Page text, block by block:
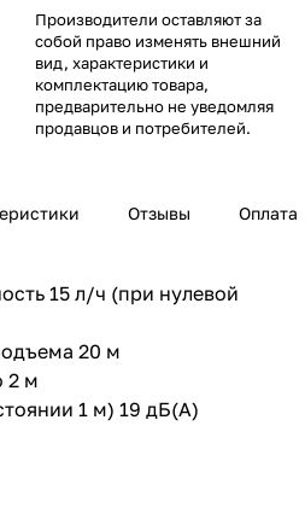
Производители оставляют за
собой право изменять внешний
вид, характеристики и
комплектацию товара,
предварительно не уведомляя
продавцов и потребителей.
Отзывы Оплата
15 л/ч (при нулевой
20 м
2 м
1 м) 19 дБ(A)